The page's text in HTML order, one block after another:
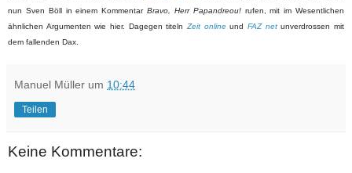
nun Sven Böll in einem Kommentar Bravo, Herr Papandreou!rufen, mit im Wesentlichen
ähnlichen Argumenten wie hier. Dagegen titeln Zeit onlineundFAZ netunverdrossen mit
dem fallenden Dax.
Manuel Müller um 10:44
Teilen
Keine Kommentare: